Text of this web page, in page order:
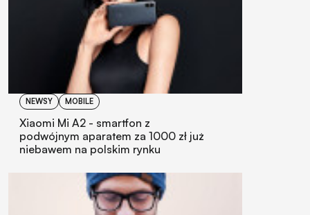
NEWSY MOBILE
Xiaomi Mi A2 - smartfon z
podwójnym aparatem za 1000 zł już
niebawem na polskim rynku